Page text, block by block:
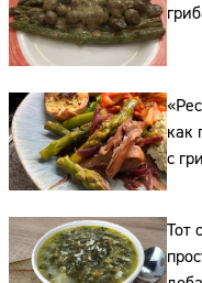
как
с
Тот